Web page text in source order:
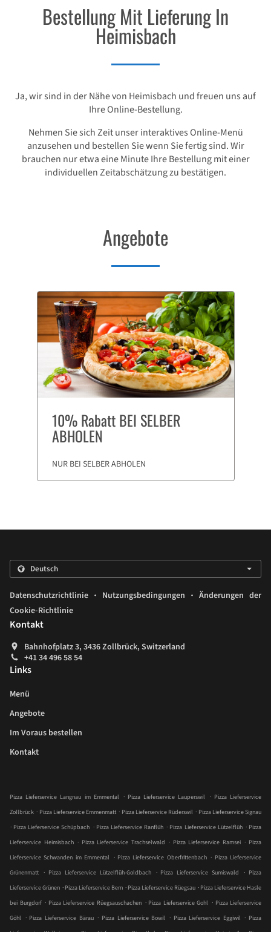
Bestellung Mit Lieferung In
Heimisbach
Ja, wir sind in der Nähe von Heimisbach und freuen uns auf
Ihre Online-Bestellung.
Nehmen Sie sich Zeit unser interaktives Online-Menü
anzusehen und bestellen Sie wenn Sie fertig sind. Wir
brauchen nur etwa eine Minute Ihre Bestellung mit einer
individuellen Zeitabschätzung zu bestätigen.
Angebote
10% Rabatt BEI SELBER
ABHOLEN
NUR BEI SELBER ABHOLEN
Datenschutzrichtlinie . Nutzungsbedingungen . Änderungen der
Cookie-Richtlinie
Kontakt
Bahnhofplatz 3, 3436 Zollbrück, Switzerland
+41 34 496 58 54
Links
Menü
Angebote
Im Voraus bestellen
Kontakt
Pizza Lieferservice Langnau im Emmental . Pizza Lieferservice Lauperswil . Pizza Lieferservice
Zollbrück . Pizza Lieferservice Emmenmatt . Pizza Lieferservice Rüderswil . Pizza Lieferservice Signau
. Pizza Lieferservice Schüpbach . Pizza Lieferservice Ranflüh . Pizza Lieferservice Lützelflüh . Pizza
Lieferservice Heimisbach . Pizza Lieferservice Trachselwald . Pizza Lieferservice Ramsei . Pizza
Lieferservice Schwanden im Emmental . Pizza Lieferservice Oberfrittenbach . Pizza Lieferservice
Grünenmatt . Pizza Lieferservice Lützelflüh-Goldbach . Pizza Lieferservice Sumiswald . Pizza
Lieferservice Grünen . Pizza Lieferservice Bern . Pizza Lieferservice Rüegsau . Pizza Lieferservice Hasle
bei Burgdorf . Pizza Lieferservice Rüegsauschachen . Pizza Lieferservice Gohl . Pizza Lieferservice
Göhl . Pizza Lieferservice Bärau . Pizza Lieferservice Bowil . Pizza Lieferservice Eggiwil . Pizza